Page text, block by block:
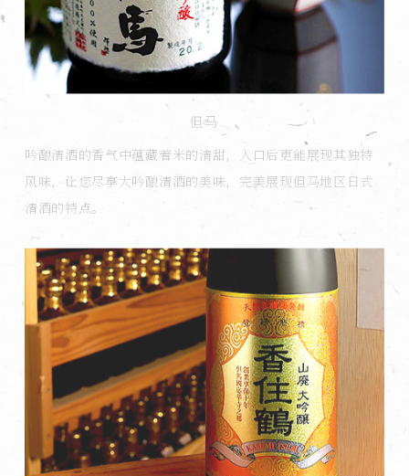
但马
吟酿清酒的香气中蕴藏着米的清甜，入口后更能展现其独特
风味，让您尽享大吟酿清酒的美味，完美展现但马地区日式
清酒的特点。